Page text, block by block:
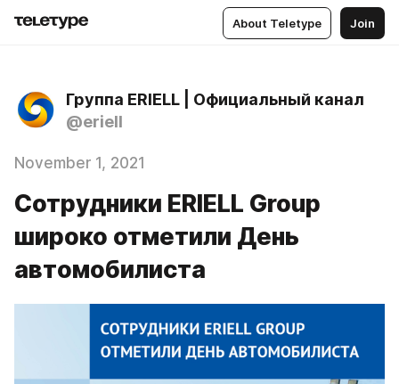
About Teletype Join
Группа ERIELL | Официальный канал
@eriell
November 1, 2021
Сотрудники ERIELL Group
широко отметили День
автомобилиста